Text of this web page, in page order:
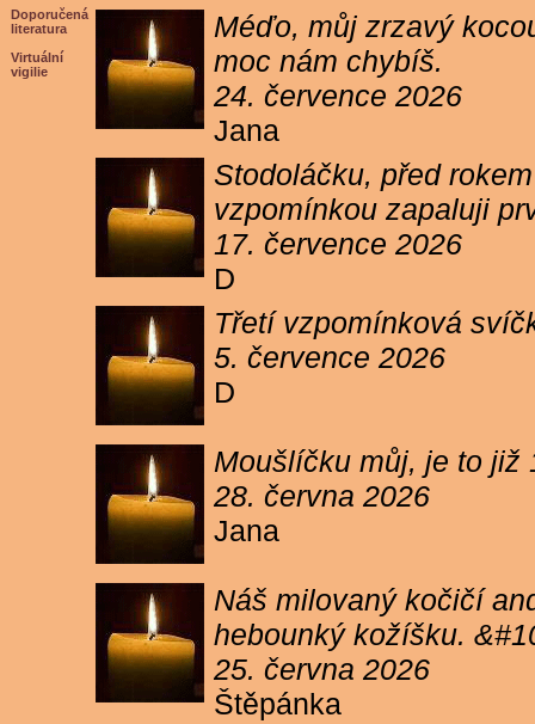
Doporučená
literatura
Virtuální
vigilie
Méďo, můj zrzavý
moc nám chybíš.
24. července 2026
Jana
Stodoláčku, před
vzpomínkou zapaluji
17. července 2026
D
Třetí vzpomínková
5. července 2026
D
Moušlíčku můj, je to již
28. června 2026
Jana
Náš milovaný kočičí
hebounký kožíšku.
25. června 2026
Štěpánka